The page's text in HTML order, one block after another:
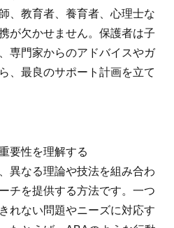
、教育者、養育者、心理士な
が欠かせません。保護者は子
専門家からのアドバイスやガ
、最良のサポート計画を立て
要性を理解する
異なる理論や技法を組み合わ
チを提供する方法です。一つ
れない問題やニーズに対応す